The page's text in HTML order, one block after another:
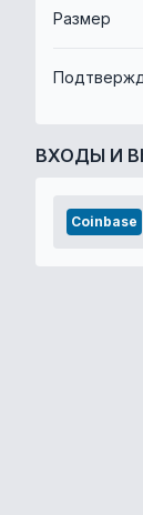
Размер
ВХОДЫ И
Coinbase